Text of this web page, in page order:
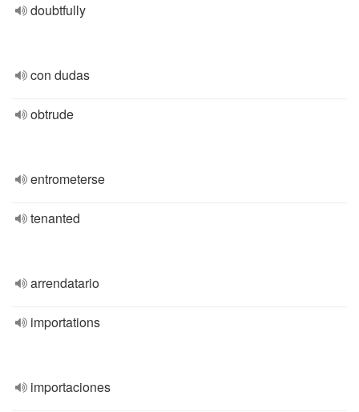
doubtfully
con dudas
obtrude
entrometerse
tenanted
arrendatario
importations
importaciones